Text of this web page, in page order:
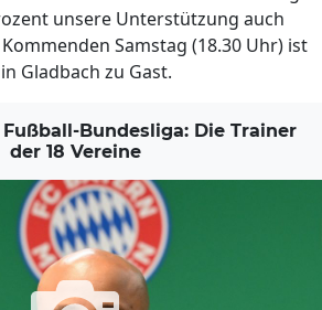
unsere Unterstützung auch
Samstag (18.30 Uhr) ist
Gladbach zu Gast.
Fußball-Bundesliga: Die Trainer
der 18 Vereine